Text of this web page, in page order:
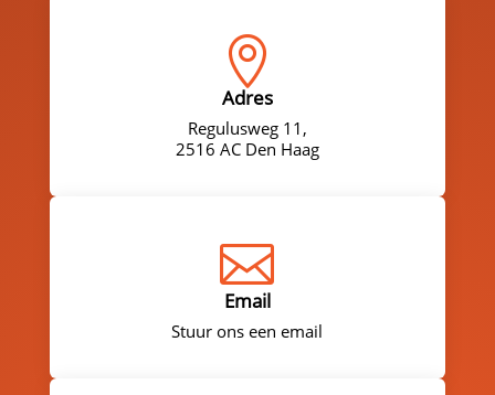

Adres
Regulusweg 11,
2516 AC Den Haag

Email
Stuur ons een email